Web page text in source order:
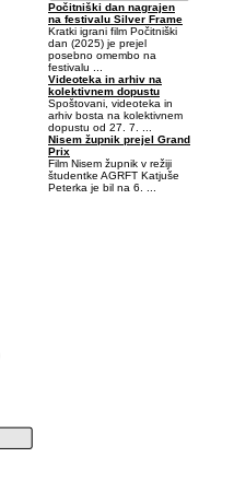
Počitniški dan nagrajen
na festivalu Silver Frame
Kratki igrani film Počitniški
dan (2025) je prejel
posebno omembo na
festivalu ...
Videoteka in arhiv na
kolektivnem dopustu
Spoštovani, videoteka in
arhiv bosta na kolektivnem
dopustu od 27. 7. ...
Nisem župnik prejel Grand
Prix
Film Nisem župnik v režiji
študentke AGRFT Katjuše
Peterka je bil na 6. ...